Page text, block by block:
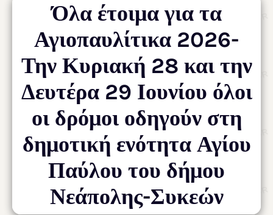
Όλα έτοιμα για τα
Αγιοπαυλίτικα 2026-
Την Κυριακή 28 και την
Δευτέρα 29 Ιουνίου όλοι
οι δρόμοι οδηγούν στη
δημοτική ενότητα Αγίου
Παύλου του δήμου
Νεάπολης-Συκεών